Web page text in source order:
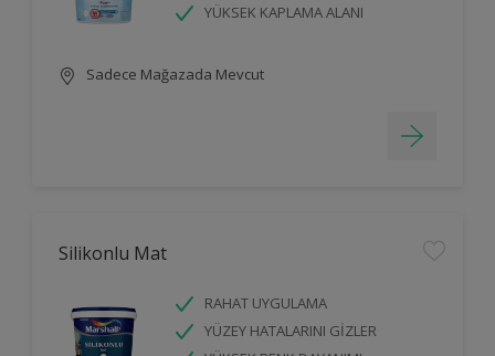
YÜKSEK KAPLAMA ALANI
Sadece Mağazada Mevcut
Silikonlu Mat
RAHAT UYGULAMA
YÜZEY HATALARINI GİZLER